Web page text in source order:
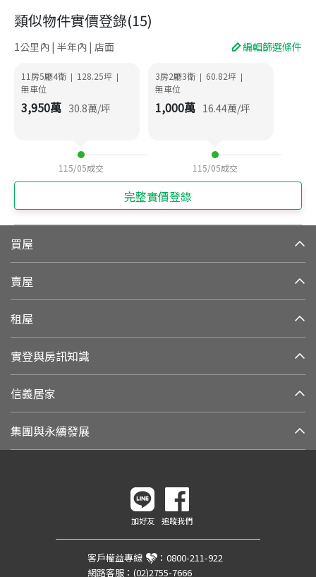
類似物件實價登錄(15)
1公里內 | 半年內 | 店面 編輯篩選條件
11房5廳4衛 | 128.25坪 |
無車位
3,950萬 30.8萬/坪
115/05成交
3房2廳3衛 | 60.82坪 |
無車位
1,000萬 16.44萬/坪
115/05成交
完整實價登錄
買屋
賣屋
租屋
實登與房訊知識
信義居家
集團與永續發展
加好友 追蹤我們
客戶權益專線 ： 0800-211-922
網路客服： (02)2755-7666